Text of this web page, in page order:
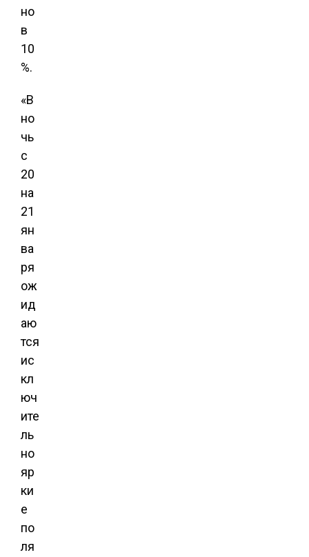
но
в
10
%.
«В
но
чь
с
20
на
21
ян
ва
ря
ож
ид
аю
тся
ис
кл
юч
ите
ль
но
яр
ки
е
по
ля